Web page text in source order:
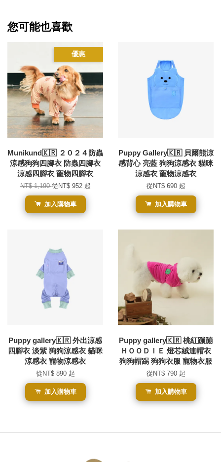
您可能也喜歡
優惠
Munikund🇰🇷 ２０２４防蟲
涼感狗狗四腳衣 防蟲四腳衣
涼感四腳衣 寵物四腳衣
NT$ 1,190從 NT$ 952 起
加入購物車
Puppy Gallery🇰🇷 貝爾熊涼
感背心 亮藍 狗狗涼感衣 貓咪
涼感衣 寵物涼感衣
從 NT$ 690 起
加入購物車
Puppy gallery🇰🇷 外出涼感
四腳衣 淡紫 狗狗涼感衣 貓咪
涼感衣 寵物涼感衣
從 NT$ 890 起
加入購物車
Puppy gallery🇰🇷 桃紅蹦蹦
ＨＯＯＤＩＥ 燈芯絨連帽衣
狗狗帽踢 狗狗衣服 寵物衣服
從 NT$ 790 起
加入購物車